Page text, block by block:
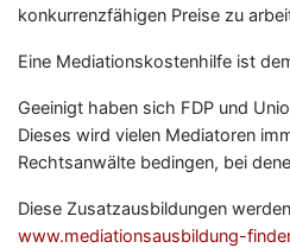
konkurrenzfähigen Preise zu
Eine Mediationskostenhilfe ist
Geeinigt haben sich FDP und
Dieses wird vielen Mediatoren
Rechtsanwälte bedingen, bei
Diese Zusatzausbildungen
www.mediationsausbildung-